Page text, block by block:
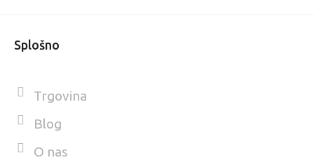
Splošno
Trgovina
Blog
O nas